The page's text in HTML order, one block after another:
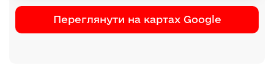
Переглянути на картах Google